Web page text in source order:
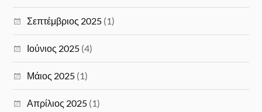
Σεπτέμβριος 2025 (1)
Ιούνιος 2025 (4)
Μάιος 2025 (1)
Απρίλιος 2025 (1)